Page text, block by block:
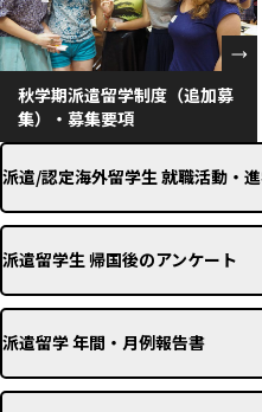
秋学期派遣留学制度（追加募
集）・募集要項
派遣/認定海外留学生 就職活動・
派遣留学生 帰国後のアンケート
派遣留学 年間・月例報告書